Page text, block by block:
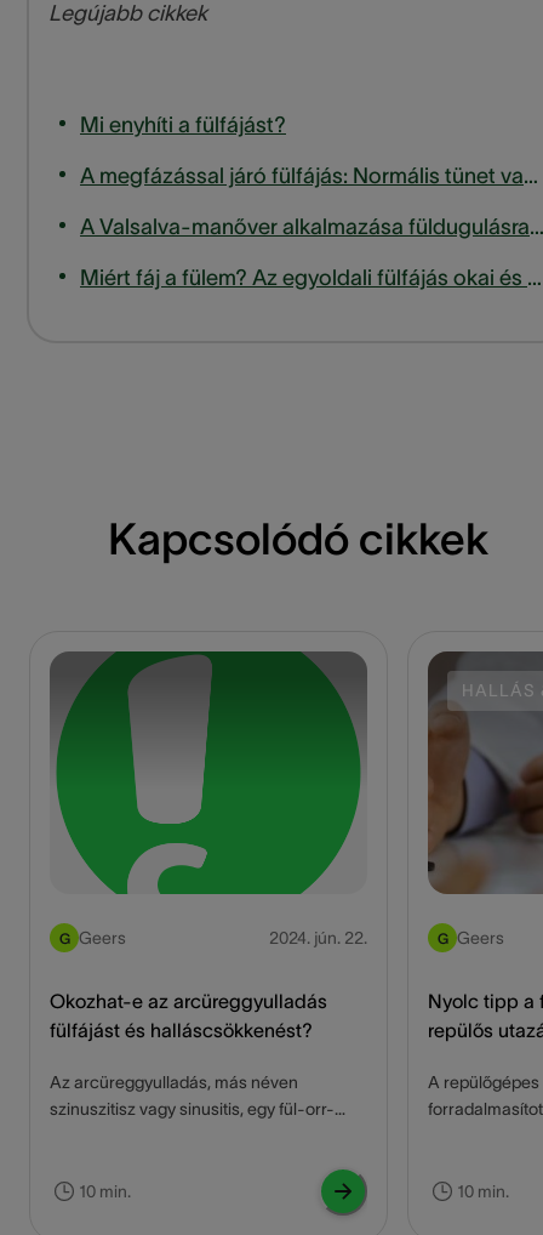
Legújabb cikkek
Mi enyhíti a fülfájást?
A megfázással járó fülfájás: Normális tünet vagy fertőzés jele?
A Valsalva-manőver alkalmazása füldugulásra: előnyök és kockázatok
Miért fáj a fülem? Az egyoldali fülfájás okai és kezelése
Kapcsolódó cikkek
G Geers 2024. jún. 22.
Okozhat-e az arcüreggyulladás
fülfájást és halláscsökkenést?
Az arcüreggyulladás, más néven
szinuszitisz vagy sinusitis, egy fül-orr-
elfertőződnek, megduzzadnak és
begyulladnak. Sokan nem tudják, hogy az
10 min.
HALLÁS
G Geers
Nyolc tipp a
repülős
A repülőgépes
10 min.